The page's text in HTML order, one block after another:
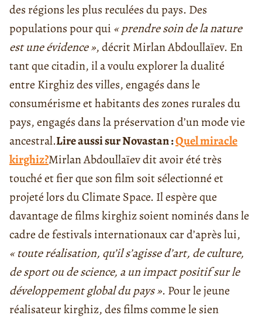
des régions les plus reculées du pays. Des
populations pour qui « prendre soin de la nature
est une évidence », décrit Mirlan Abdoullaïev. En
tant que citadin, il a voulu explorer la dualité
entre Kirghiz des villes, engagés dans le
consumérisme et habitants des zones rurales du
pays, engagés dans la préservation d’un mode vie
ancestral.Lire aussi sur Novastan :Quel miracle
kirghiz?Mirlan Abdoullaïev dit avoir été très
touché et fier que son film soit sélectionné et
projeté lors du Climate Space. Il espère que
davantage de films kirghiz soient nominés dans le
cadre de festivals internationaux car d’après lui,
« toute réalisation, qu’il s’agisse d’art, de culture,
de sport ou de science, a un impact positif sur le
développement global du pays ». Pour le jeune
réalisateur kirghiz, des films comme le sien